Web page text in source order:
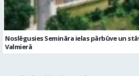
Noslēgusies Semināra ielas pārbūve un
Valmierā